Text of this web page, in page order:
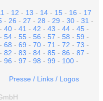
- 12 - 13 - 14 - 15 - 16 - 17
- 26 - 27 - 28 - 29 - 30 - 31 -
- 40 - 41 - 42 - 43 - 44 - 45 -
- 54 - 55 - 56 - 57 - 58 - 59 -
- 68 - 69 - 70 - 71 - 72 - 73 -
- 82 - 83 - 84 - 85 - 86 - 87 -
- 96 - 97 - 98 - 99 - 100 -
Presse / Links / Logos